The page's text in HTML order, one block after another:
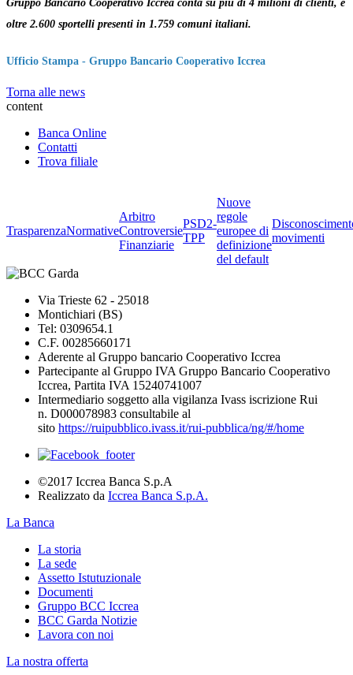
Gruppo Bancario Cooperativo Iccrea conta su più di 4 milioni di clienti, e
oltre 2.600 sportelli presenti in 1.759 comuni italiani.
Ufficio Stampa - Gruppo Bancario Cooperativo Iccrea
Torna alle news
content
Banca Online
Contatti
Trova filiale
TrasparenzaNormative
Arbitro
Controversie
Finanziarie
PSD2-
TPP
Nuove
regole
europee di
definizione
del default
movimenti
Via Trieste 62 - 25018
Montichiari (BS)
Tel: 0309654.1
C.F. 00285660171
Aderente al Gruppo bancario Cooperativo Iccrea
Partecipante al Gruppo IVA Gruppo Bancario Cooperativo
Iccrea, Partita IVA 15240741007
Intermediario soggetto alla vigilanza Ivass iscrizione Rui
n. D000078983 consultabile al
sito https://ruipubblico.ivass.it/rui-pubblica/ng/#/home
©2017 Iccrea Banca S.p.A
Realizzato da Iccrea Banca S.p.A.
La Banca
La storia
La sede
Assetto Istutuzionale
Documenti
Gruppo BCC Iccrea
BCC Garda Notizie
Lavora con noi
La nostra offerta